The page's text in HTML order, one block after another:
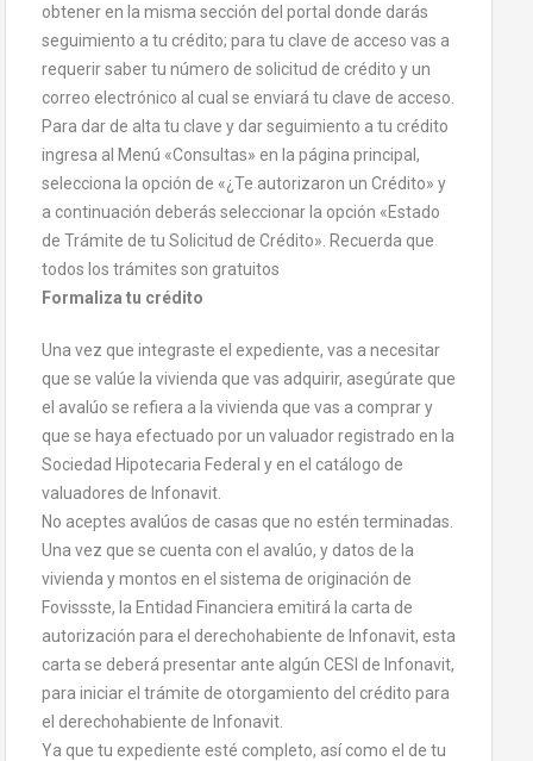
obtener en la misma sección del portal donde darás
seguimiento a tu crédito; para tu clave de acceso vas a
requerir saber tu número de solicitud de crédito y un
correo electrónico al cual se enviará tu clave de acceso.
Para dar de alta tu clave y dar seguimiento a tu crédito
ingresa al Menú «Consultas» en la página principal,
selecciona la opción de «¿Te autorizaron un Crédito» y
a continuación deberás seleccionar la opción «Estado
de Trámite de tu Solicitud de Crédito». Recuerda que
todos los trámites son gratuitos
Formaliza tu crédito
Una vez que integraste el expediente, vas a necesitar
que se valúe la vivienda que vas adquirir, asegúrate que
el avalúo se refiera a la vivienda que vas a comprar y
que se haya efectuado por un valuador registrado en la
Sociedad Hipotecaria Federal y en el catálogo de
valuadores de Infonavit.
No aceptes avalúos de casas que no estén terminadas.
Una vez que se cuenta con el avalúo, y datos de la
vivienda y montos en el sistema de originación de
Fovissste, la Entidad Financiera emitirá la carta de
autorización para el derechohabiente de Infonavit, esta
carta se deberá presentar ante algún CESI de Infonavit,
para iniciar el trámite de otorgamiento del crédito para
el derechohabiente de Infonavit.
Ya que tu expediente esté completo, así como el de tu